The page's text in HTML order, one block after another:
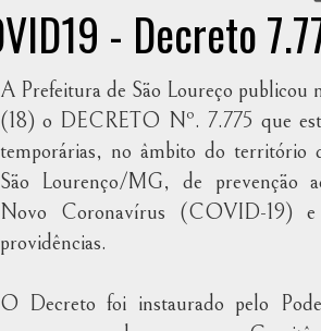
- Decreto
A Prefeitura de São Loureço publicou
(18) o DECRETO Nº. 7.775 que
temporárias, no âmbito do território
São Lourenço/MG, de prevenção
Novo Coronavírus (COVID-19) e
providências.
O Decreto foi instaurado pelo